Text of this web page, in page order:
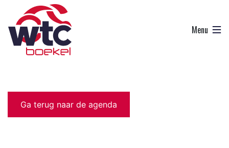
Ga terug naar de agenda